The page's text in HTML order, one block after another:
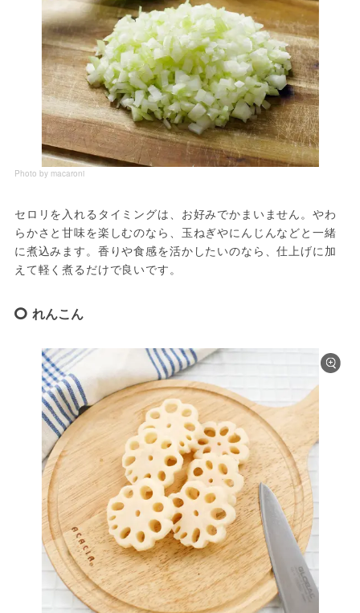
Photo by macaroni
セロリを入れるタイミングは、お好みでかまいません。やわ
らかさと甘味を楽しむのなら、玉ねぎやにんじんなどと一緒
に煮込みます。香りや食感を活かしたいのなら、仕上げに加
えて軽く煮るだけで良いです。
れんこん